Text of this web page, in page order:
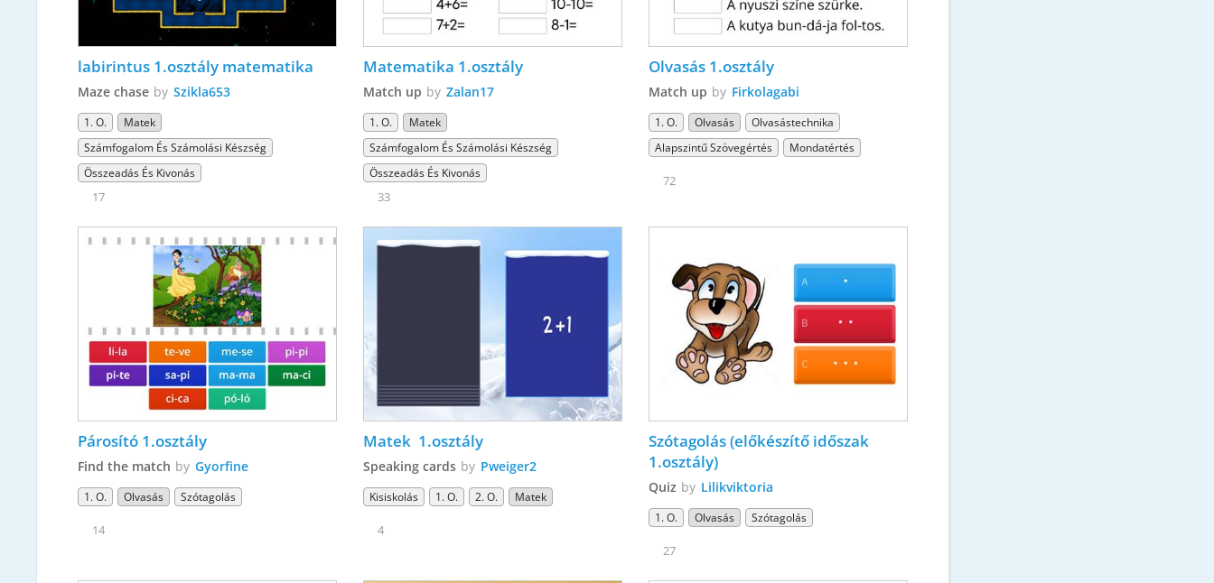
labirintus 1.osztály matematika
Maze chase by Szikla653
1. O.
Matek
Számfogalom És Számolási Készség
Összeadás És Kivonás
17
Matematika 1.osztály
Match up by Zalan17
1. O.
Matek
Számfogalom És Számolási Készség
Összeadás És Kivonás
33
Olvasás 1.osztály
Match up by Firkolagabi
1. O. Olvasás
Olvasástechnika
Alapszintű Szövegértés
Mondatértés
72
Párosító 1.osztály
Find the match by Gyorfine
1. O. Olvasás Szótagolás
14
Speaking cards by Pweiger2
Kisiskolás 1. O. 2. O. Matek
4
Szótagolás (előkészítő időszak
Quiz by Lilikviktoria
1. O. Olvasás Szótagolás
27